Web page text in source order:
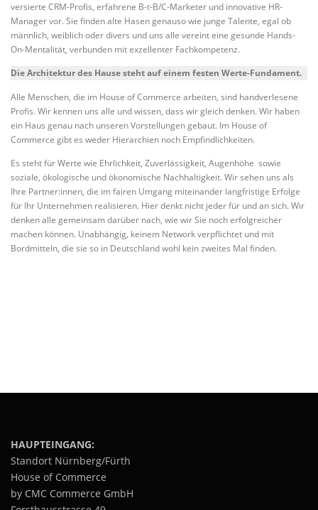
versierte CRM-Profis, erfahrene B-t-B/C-Marketer und innovative HR-
Manager vor. Sie finden alte Hasen genauso wie junge Talente, egal ob
männlich, weiblich oder divers und uns alle vereint eine gesunde Hands-
On-Mentalität, verbunden mit exzellenter Fachkompetenz.
Die Architektur des Hause steht auf einem festen Werte-Fundament.
Alle Menschen, die im House of Commerce arbeiten, sind handverlesene
Profis. Wir kennen uns alle und wissen, dass wir gleich denken. Wir haben
ein Haus genau nach unseren Vorstellungen gebaut. Im House of
Commerce gibt es weder Hierarchien noch Empfindlichkeiten.
Es steht für Werte wie Ehrlichkeit, Zuverlässigkeit, Augenhöhe sowie
soziale, ökologische und ökonomische Nachhaltigkeit. Wir sehen uns als
Ihre Partner:innen, die im fairen Umgang miteinander langfristige Erfolge
für Ihr Unternehmen realisieren. Hier denkt nicht jeder für und an sich. Wir
denken alle gemeinsam darüber nach, wie wir Sie noch erfolgreicher
machen können. Unabhängig, keinem Network verpflichtet und mit
Bordmitteln, die sie so in Deutschland wohl kein zweites Mal finden.
HAUPTEINGANG:
Standort Nürnberg/Fürth
House of Commerce
by CMC Commerce GmbH